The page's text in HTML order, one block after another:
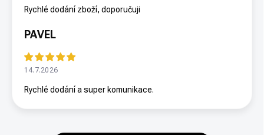
Rychlé dodání zboží, doporučuji
PAVEL
14.7.2026
Rychlé dodání a super komunikace.